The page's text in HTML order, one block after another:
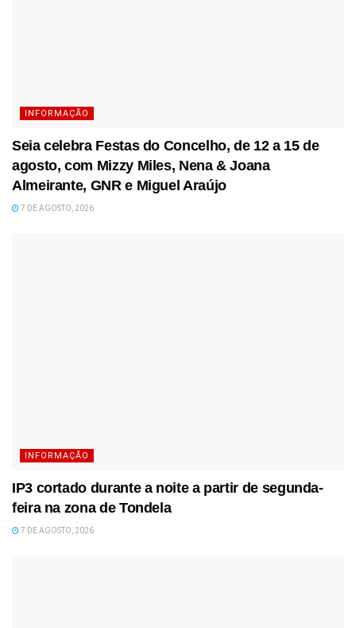
INFORMAÇÃO
Seia celebra Festas do Concelho, de 12 a 15 de
agosto, com Mizzy Miles, Nena & Joana
Almeirante, GNR e Miguel Araújo
7 DE AGOSTO, 2026
INFORMAÇÃO
IP3 cortado durante a noite a partir de segunda-
feira na zona de Tondela
7 DE AGOSTO, 2026